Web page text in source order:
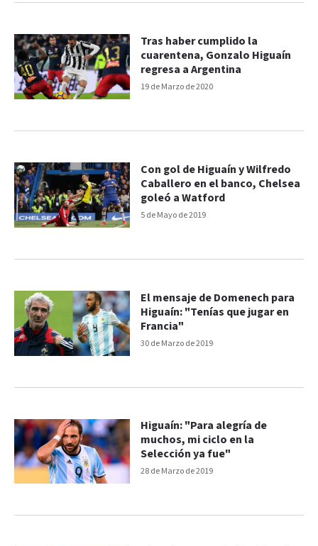
19 de Marzo de 2020
Tras haber cumplido la
cuarentena, Gonzalo Higuaín
regresa a Argentina
5 de Mayo de 2019
Con gol de Higuaín y Wilfredo
Caballero en el banco, Chelsea
goleó a Watford
30 de Marzo de 2019
El mensaje de Domenech para
Higuaín: "Tenías que jugar en
Francia"
28 de Marzo de 2019
Higuaín: "Para alegría de
muchos, mi ciclo en la
Selección ya fue"